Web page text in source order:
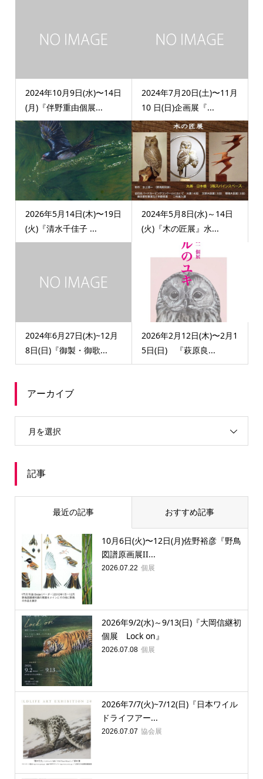
2024年10月9日(水)〜14日
(月)『伴野重由個展...
2024年7月20日(土)〜11月
10 日(日)企画展『...
2026年5月14日(木)〜19日
(火)『清水千佳子 ...
2024年5月8日(水)～14日
(火)『木の匠展』水...
2024年6月27日(木)~12月
8日(日)『御製・御歌...
2026年2月12日(木)〜2月1
5日(日) 『萩原良...
アーカイブ
月を選択
記事
最近の記事 おすすめ記事
10月6日(火)〜12日(月)佐野裕彦『野鳥
図譜原画展II...
2026.07.22 個展
2026年9/2(水)～9/13(日)『大岡信継初
個展 Lock on』
2026.07.08 個展
2026年7/7(火)~7/12(日)『日本ワイル
ドライフアー...
2026.07.07 協会展